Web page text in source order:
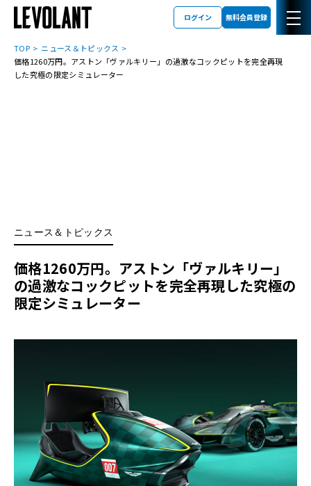
ログイン 無料会員登録
TOP
ニュース＆トピックス
価格1260万円。アストン「ヴァルキリー」の過激なコックピットを完全再現
した究極の限定シミュレーター
ニュース＆トピックス
価格1260万円。アストン「ヴァルキリー」
の過激なコックピットを完全再現した究極の
限定シミュレーター